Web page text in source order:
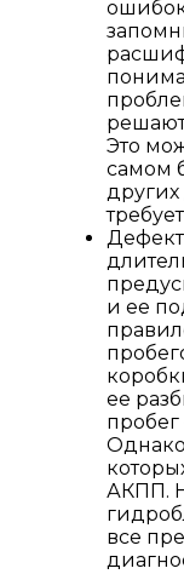
Это
самом
других
и ее
ее
пробег
АКПП.
все